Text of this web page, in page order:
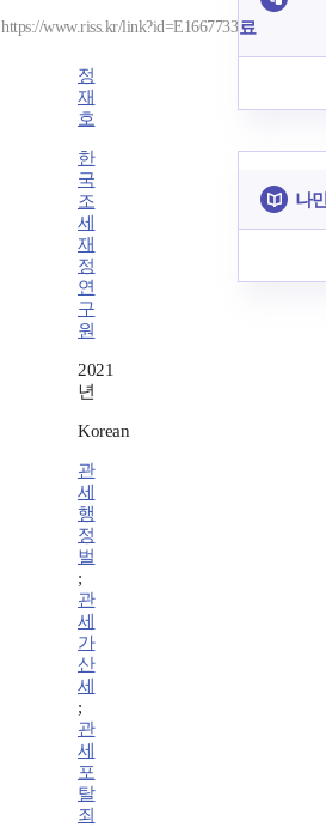
https://www.riss.kr/link?id=E1667733
정
재
호
한
국
조
세
재
정
연
구
원
2021
년
Korean
관
세
행
정
벌
;
관
세
가
산
세
;
관
세
포
탈
죄
료
나